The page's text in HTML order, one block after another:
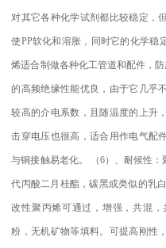
对其它各种化学试剂都比较稳定，
使PP软化和溶胀，同时它的化学稳
烯适合制做各种化工管道和配件，防
的高频绝缘性能优良，由于它几乎
较高的介电系数，且随温度的上升
击穿电压也很高，适合用作电气配
与铜接触易老化。 （6）、耐候性
代丙酸二月桂酯，碳黑或类似的乳
改性聚丙烯可通过，增强，共混
粉，无机矿物等填料。可提高刚性